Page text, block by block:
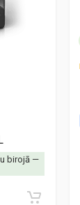
birojā —